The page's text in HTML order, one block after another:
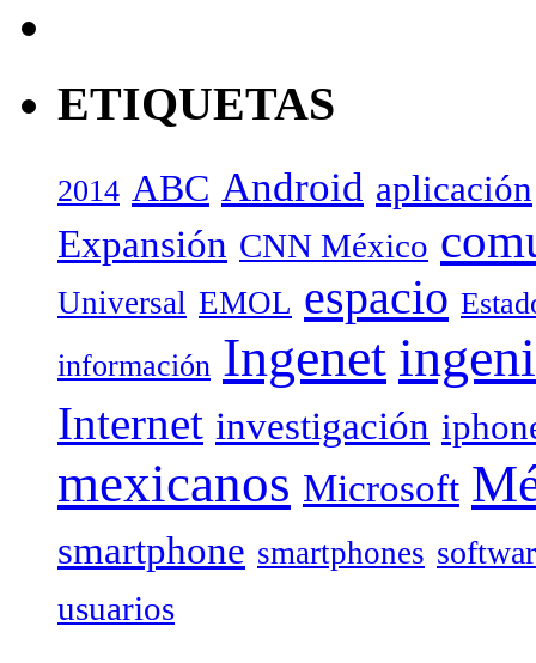
ETIQUETAS
2014 ABC Android aplicación
Expansión CNN México
Universal EMOL espacio
información Ingenet
Internet investigación
mexicanos Microsoft
smartphone smartphones
usuarios